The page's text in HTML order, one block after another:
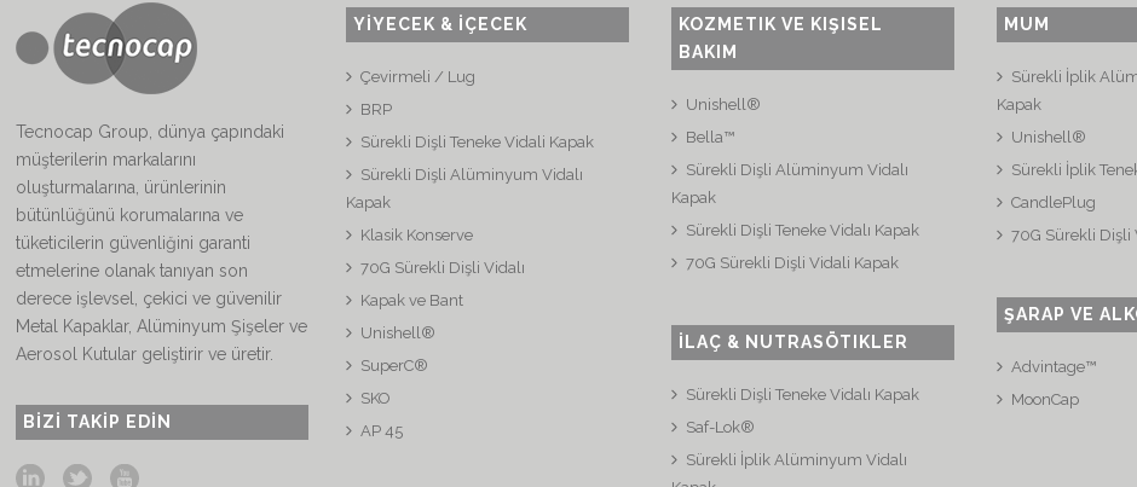
Tecnocap Group, dünya çapındaki
müşterilerin markalarını
oluşturmalarına, ürünlerinin
bütünlüğünü korumalarına ve
tüketicilerin güvenliğini garanti
etmelerine olanak tanıyan son
derece işlevsel, çekici ve güvenilir
Metal Kapaklar, Alüminyum Şişeler ve
Aerosol Kutular geliştirir ve üretir.
BIZI TAKIP EDIN
YİYECEK & İÇECEK
Çevirmeli / Lug
BRP
Sürekli Dişli Teneke Vidali Kapak
Sürekli Dişli Alüminyum Vidalı
Kapak
Klasik Konserve
70G Sürekli Dişli Vidalı
Kapak ve Bant
Unishell®
SuperC®
SKO
AP 45
KOZMETIK VE KIŞISEL
BAKIM
Unishell®
Bella™
Sürekli Dişli Alüminyum Vidalı
Kapak
Sürekli Dişli Teneke Vidalı Kapak
70G Sürekli Dişli Vidali Kapak
İLAÇ & NUTRASÖTIKLER
Sürekli Dişli Teneke Vidalı Kapak
Saf-Lok®
Sürekli İplik Alüminyum Vidalı
MUM
Sürekli İplik
Kapak
Unishell®
Sürekli İplik
CandlePlug
70G Sürekli Dişli
ŞARAP VE
Advintage™
MoonCap